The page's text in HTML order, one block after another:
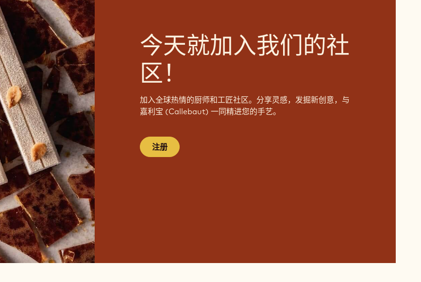
今天就加入我们的社
区！
加入全球热情的厨师和工匠社区。分享灵感，发掘新创意，与
嘉利宝 (Callebaut) 一同精进您的手艺。
注册